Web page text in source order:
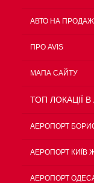
АВТО НА ПРОДАЖ
ПРО AVIS
МАПА САЙТУ
ТОП ЛОКАЦІЇ
АЕРОПОРТ
АЕРОПОРТ КИЇВ
АЕРОПОРТ